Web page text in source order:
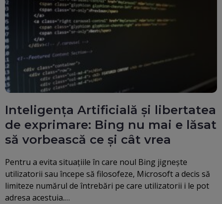
Inteligența Artificială și libertatea
de exprimare: Bing nu mai e lăsat
să vorbească ce și cât vrea
Pentru a evita situaţiile în care noul Bing jigneşte
utilizatorii sau începe să filosofeze, Microsoft a decis să
limiteze numărul de întrebări pe care utilizatorii i le pot
adresa acestuia.…